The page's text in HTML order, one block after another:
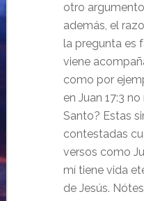
otro
además, el
la pregunta es
viene
como por
en Juan 17:3
Santo? Estas
contestadas
versos como
mí tiene vida
de Jesús.